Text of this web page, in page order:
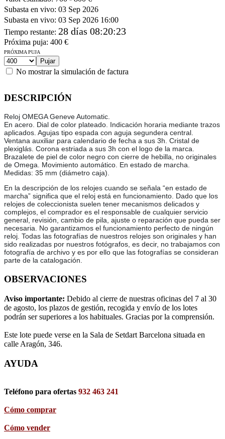
Subasta en vivo: 03 Sep 2026
Subasta en vivo: 03 Sep 2026 16:00
Tiempo restante: 28 días 08:20:23
Próxima puja: 400 €
PRÓXIMA PUJA
No mostrar la simulación de factura
DESCRIPCIÓN
Reloj OMEGA Geneve Automatic.
En acero. Dial de color plateado. Indicación horaria mediante trazos
aplicados. Agujas tipo espada con aguja segundera central.
Ventana auxiliar para calendario de fecha a sus 3h. Cristal de
plexiglás. Corona estriada a sus 3h con el logo de la marca.
Brazalete de piel de color negro con cierre de hebilla, no originales
de Omega. Movimiento automático. En estado de marcha.
Medidas: 35 mm (diámetro caja).
En la descripción de los relojes cuando se señala “en estado de
marcha” significa que el reloj está en funcionamiento. Dado que los
relojes de coleccionista suelen tener mecanismos delicados y
complejos, el comprador es el responsable de cualquier servicio
general, revisión, cambio de pila, ajuste o reparación que pueda ser
necesaria. No garantizamos el funcionamiento perfecto de ningún
reloj. Todas las fotografías de nuestros relojes son originales y han
sido realizadas por nuestros fotógrafos, es decir, no trabajamos con
fotografía de archivo y es por ello que las fotografías se consideran
parte de la catalogación.
OBSERVACIONES
Aviso importante: Debido al cierre de nuestras oficinas del 7 al 30
de agosto, los plazos de gestión, recogida y envío de los lotes
podrán ser superiores a los habituales. Gracias por la comprensión.
Este lote puede verse en la Sala de Setdart Barcelona situada en
calle Aragón, 346.
AYUDA
Teléfono para ofertas 932 463 241
Cómo comprar
Cómo vender